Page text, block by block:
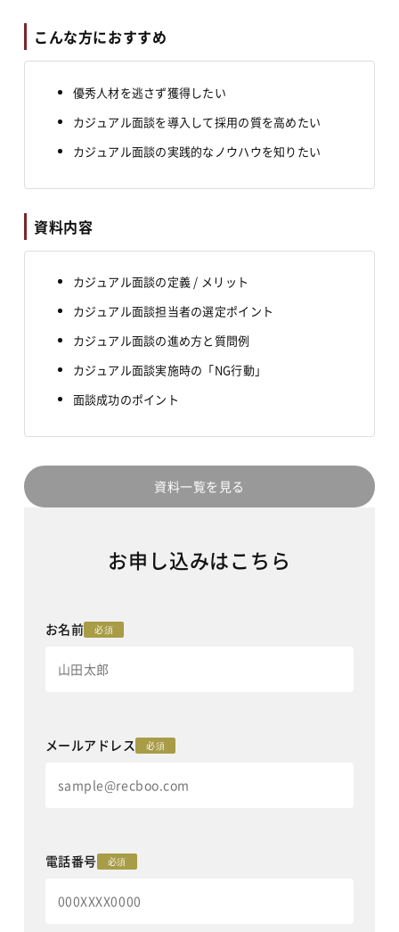
こんな方におすすめ
優秀人材を逃さず獲得したい
カジュアル面談を導入して採用の質を高めたい
カジュアル面談の実践的なノウハウを知りたい
資料内容
カジュアル面談の定義 / メリット
カジュアル面談担当者の選定ポイント
カジュアル面談の進め方と質問例
カジュアル面談実施時の「NG行動」
面談成功のポイント
資料一覧を見る
お申し込みはこちら
お名前 必須
メールアドレス 必須
電話番号 必須